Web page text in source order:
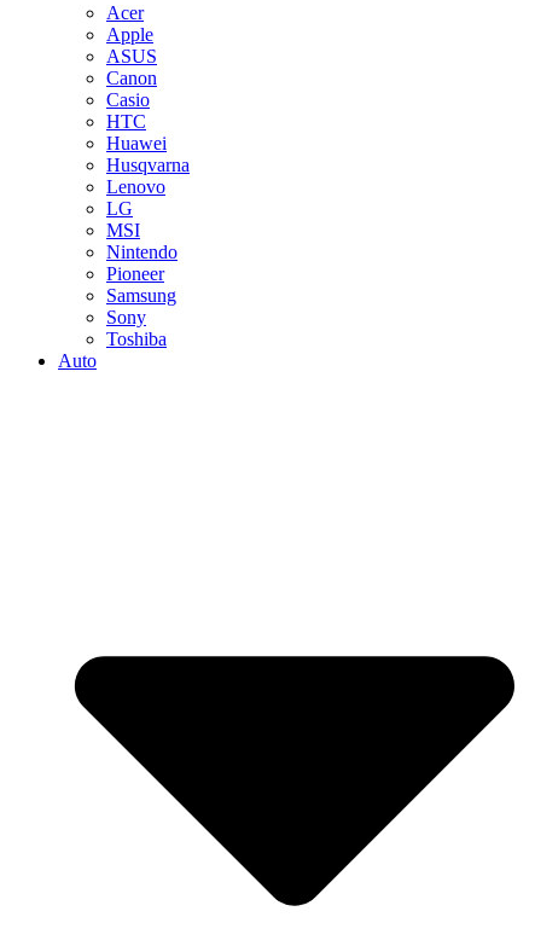
Acer
Apple
ASUS
Canon
Casio
HTC
Huawei
Husqvarna
Lenovo
LG
MSI
Nintendo
Pioneer
Samsung
Sony
Toshiba
Auto